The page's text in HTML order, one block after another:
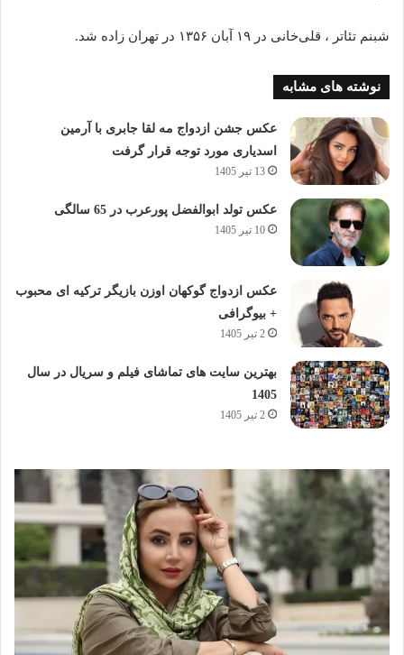
شبنم تئاتر ، قلی‌خانی در ۱۹ آبان ۱۳۵۶ در تهران زاده شد.
نوشته های مشابه
عکس جشن ازدواج مه لقا جابری با آرمین
اسدیاری مورد توجه قرار گرفت
13 تیر 1405
عکس تولد ابوالفضل پورعرب در 65 سالگی
10 تیر 1405
عکس ازدواج گوکهان اوزن بازیگر ترکیه ای محبوب
+ بیوگرافی
2 تیر 1405
بهترین سایت های تماشای فیلم و سریال در سال
1405
2 تیر 1405